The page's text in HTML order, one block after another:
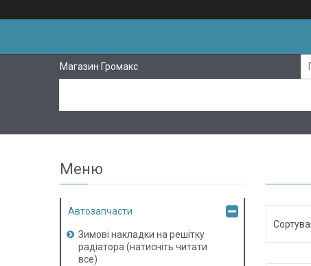
Магазин Громакс
Автозапчасти
Зимові накладки на решітку
радіатора (натисніть читати
все)